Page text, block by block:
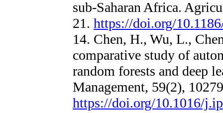
sub-Saharan Africa.
21. https://doi.org/
14. Chen, H., Wu, L.,
comparative study of
random forests and deep
Management, 59(2),
https://doi.org/10.1016/